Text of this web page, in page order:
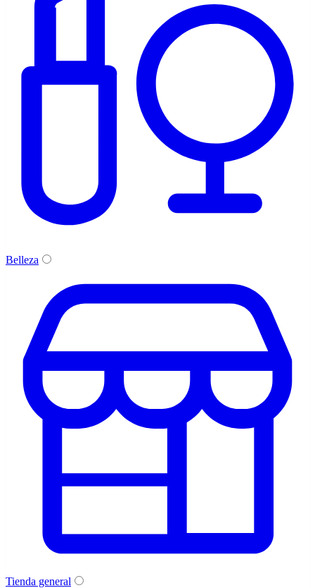
Belleza
Tienda general